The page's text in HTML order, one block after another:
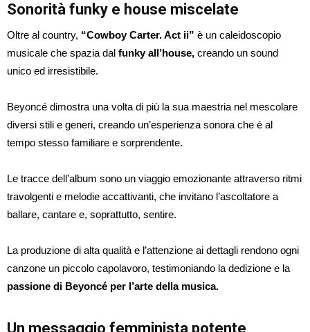
Sonorità funky e house miscelate
Oltre al country, “Cowboy Carter. Act ii” è un caleidoscopio
musicale che spazia dal funky all’house, creando un sound
unico ed irresistibile.
Beyoncé dimostra una volta di più la sua maestria nel mescolare
diversi stili e generi, creando un’esperienza sonora che è al
tempo stesso familiare e sorprendente.
Le tracce dell’album sono un viaggio emozionante attraverso ritmi
travolgenti e melodie accattivanti, che invitano l’ascoltatore a
ballare, cantare e, soprattutto, sentire.
La produzione di alta qualità e l’attenzione ai dettagli rendono ogni
canzone un piccolo capolavoro, testimoniando la dedizione e la
passione di Beyoncé per l’arte della musica.
Un messaggio femminista potente